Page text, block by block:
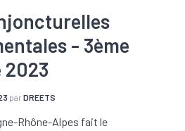
- 3ème
par DREETS
Rhône-Alpes fait le